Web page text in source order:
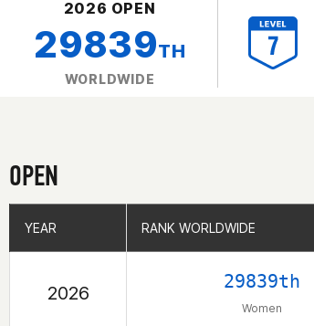
2026 OPEN
29839TH
WORLDWIDE
OPEN
YEAR RANK WORLDWIDE
2026
29839th
Women
YEAR RANK WORLDWIDE